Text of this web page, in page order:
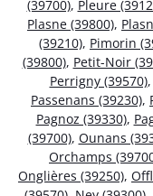
(39700), Pleure
Plasne (39800),
(39210), Pimorin
(39800), Petit-Noir
Perrigny (39570),
Passenans (39230),
Pagnoz (39330),
(39700), Ounans
Orchamps
Onglières (39250),